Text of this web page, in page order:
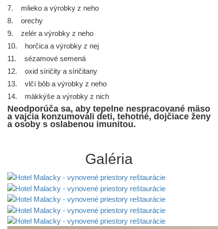
7. mlieko a výrobky z neho
8. orechy
9. zelér a výrobky z neho
10. horčica a výrobky z nej
11. sézamové semená
12. oxid síričity a síričitany
13. vlčí bôb a výrobky z neho
14. mäkkýše a výrobky z nich
Neodporúča sa, aby tepelne nespracované mäso
a vajcia konzumovali deti, tehotné, dojčiace ženy
a osoby s oslabenou imunitou.
Galéria